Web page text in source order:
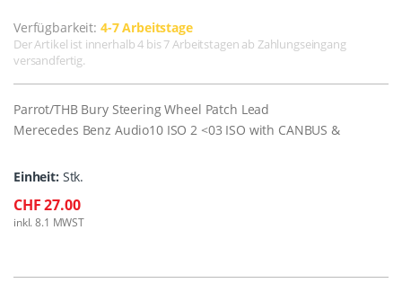
Verfügbarkeit: 4-7 Arbeitstage
Der Artikel ist innerhalb 4 bis 7 Arbeitstagen ab Zahlungseingang
versandfertig.
Parrot/THB Bury Steering Wheel Patch Lead
Merecedes Benz Audio10 ISO 2 <03 ISO with CANBUS &
Einheit: Stk.
CHF 27.00
inkl. 8.1 MWST